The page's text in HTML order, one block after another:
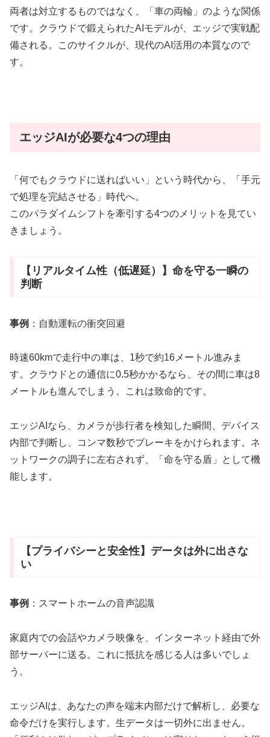
両者は対立するものではなく、「車の両輪」のような関係
です。クラウドで鍛えられたAIモデルが、エッジで実戦配
備される。このサイクルが、現代のAI活用の本質なので
す。
エッジAIが必要な4つの理由
「何でもクラウドに送ればいい」という時代から、「手元
で処理を完結させる」時代へ。
このパラダイムシフトを牽引する4つのメリットを見てい
きましょう。
【リアルタイム性（低遅延）】命を守る一瞬の
判断
事例 ：自動運転の衝突回避
時速60kmで走行中の車は、1秒で約16メートル進みま
す。クラウドとの通信に0.5秒かかるなら、その間に車は8
メートルも進んでしまう。これは致命的です。
エッジAIなら、カメラが歩行者を検知した瞬間、デバイス
内部で判断し、コンマ数秒でブレーキをかけられます。ネ
ットワークの調子に左右されず、「命を守る盾」として機
能します。
【プライバシーと安全性】データは外に出さな
い
事例 ：スマートホームの音声認識
家庭内での会話やカメラ映像を、インターネット経由で外
部サーバーに送る。これに抵抗を感じる人は多いでしょ
う。
エッジAIは、あなたの声を端末内部だけで解析し、必要な
命令だけを実行します。生データは一切外に出ません。